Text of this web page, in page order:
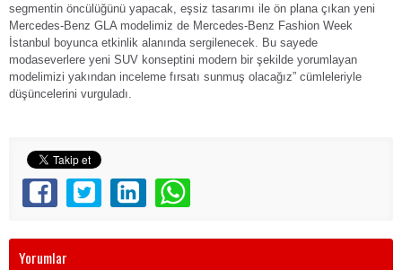
segmentin öncülüğünü yapacak, eşsiz tasarımı ile ön plana çıkan yeni
Mercedes-Benz GLA modelimiz de Mercedes-Benz Fashion Week
İstanbul boyunca etkinlik alanında sergilenecek. Bu sayede
modaseverlere yeni SUV konseptini modern bir şekilde yorumlayan
modelimizi yakından inceleme fırsatı sunmuş olacağız” cümleleriyle
düşüncelerini vurguladı.
Yorumlar